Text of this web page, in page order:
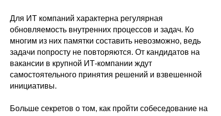
Для ИТ компаний характерна регулярная
обновляемость внутренних процессов и задач. Ко
многим из них памятки составить невозможно, ведь
задачи попросту не повторяются. От кандидатов на
вакансии в крупной ИТ-компании ждут
самостоятельного принятия решений и взвешенной
инициативы.
Больше секретов о том, как пройти собеседование на